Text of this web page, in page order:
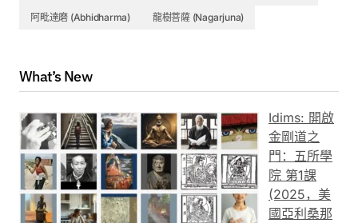
阿毗達磨 (Abhidharma)
龍樹菩薩 (Nagarjuna)
What’s New
Idims: 開啟
金剛道之
門：五所學
院 第1課
(2025，美
國亞利桑那